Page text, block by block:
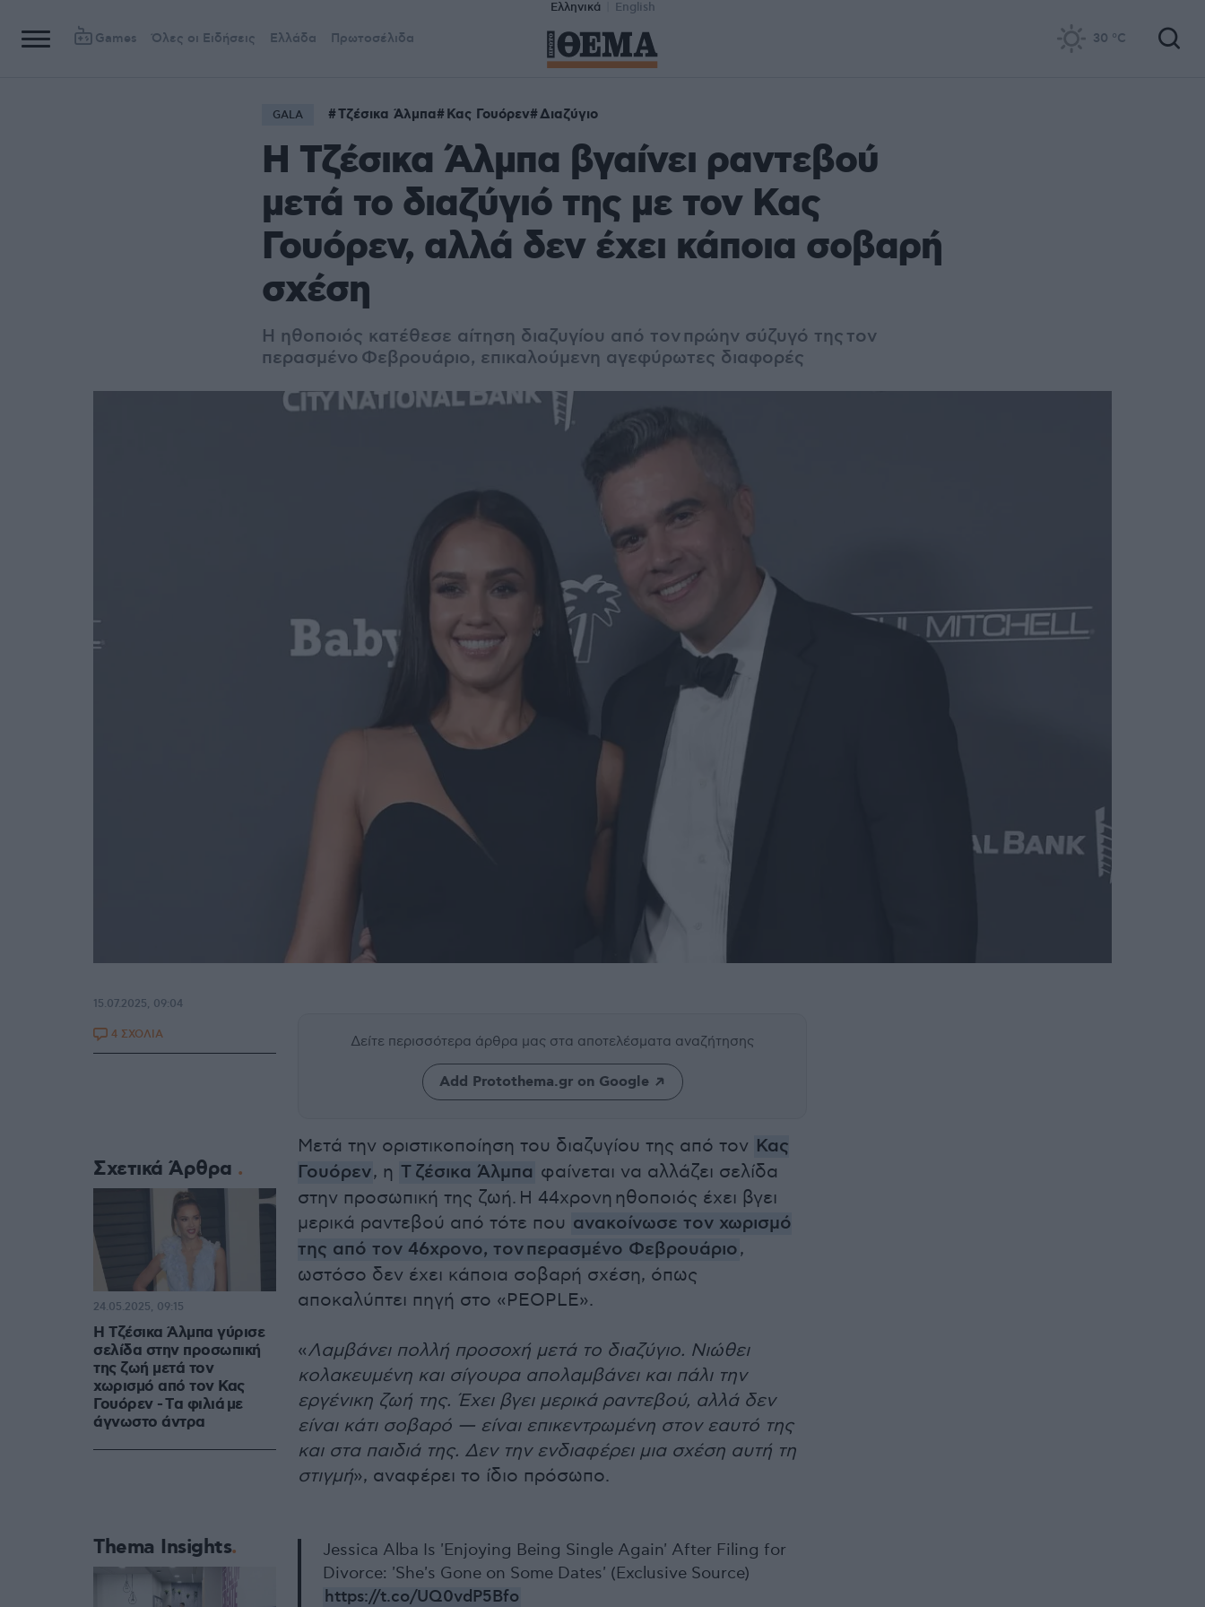
Ελληνικά English
Games Όλες οι Ειδήσεις Ελλάδα Πρωτοσέλιδα 30 °C
GALA Τζέσικα Άλμπα Κας Γουόρεν Διαζύγιο
Η Τζέσικα Άλμπα βγαίνει ραντεβού
μετά το διαζύγιό της με τον Κας
Γουόρεν, αλλά δεν έχει κάποια σοβαρή
σχέση
Η ηθοποιός κατέθεσε αίτηση διαζυγίου από τον πρώην σύζυγό της τον
περασμένο Φεβρουάριο, επικαλούμενη αγεφύρωτες διαφορές
Δείτε περισσότερα άρθρα μας στα αποτελέσματα αναζήτησης
Add Protothema.gr on Google
Μετά την οριστικοποίηση του διαζυγίου της από τον Κας
Γουόρεν, η Τ ζέσικα Άλμπα φαίνεται να αλλάζει σελίδα
στην προσωπική της ζωή. Η 44χρονη ηθοποιός έχει βγει
μερικά ραντεβού από τότε που ανακοίνωσε τον χωρισμό
της από τον 46χρονο, τον περασμένο Φεβρουάριο,
ωστόσο δεν έχει κάποια σοβαρή σχέση, όπως
αποκαλύπτει πηγή στο «PEOPLE».
«Λαμβάνει πολλή προσοχή μετά το διαζύγιο. Νιώθει
κολακευμένη και σίγουρα απολαμβάνει και πάλι την
εργένικη ζωή της. Έχει βγει μερικά ραντεβού, αλλά δεν
είναι κάτι σοβαρό — είναι επικεντρωμένη στον εαυτό της
και στα παιδιά της. Δεν την ενδιαφέρει μια σχέση αυτή τη
στιγμή», αναφέρει το ίδιο πρόσωπο.
Jessica Alba Is 'Enjoying Being Single Again' After Filing for
Divorce: 'She's Gone on Some Dates' (Exclusive Source)
https://t.co/UQ0vdP5Bfo
15.07.2025, 09:04
4 ΣΧΟΛΙΑ
Σχετικά Άρθρα
Η Τζέσικα Άλμπα γύρισε
σελίδα στην προσωπική
της ζωή μετά τον
χωρισμό από τον Κας
Γουόρεν - Tα φιλιά με
άγνωστο άντρα
24.05.2025, 09:15
Thema Insights